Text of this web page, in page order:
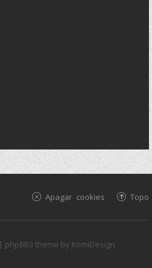
Topo
Apagar cookies
| phpBB3 theme by KomiDesign